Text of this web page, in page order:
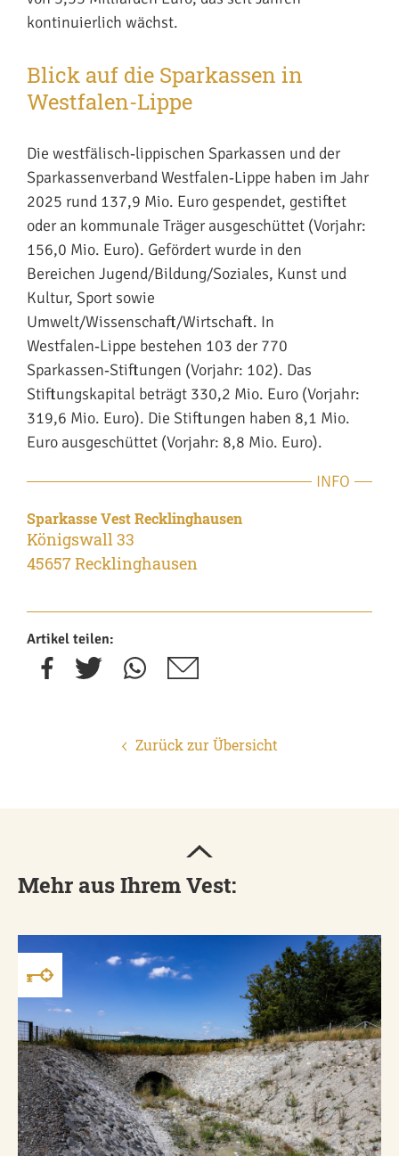
kontinuierlich wächst.
Blick auf die Sparkassen in
Westfalen-Lippe
Die westfälisch‑lippischen Sparkassen und der
Sparkassenverband Westfalen‑Lippe haben im Jahr
2025 rund 137,9 Mio. Euro gespendet, gestiftet
oder an kommunale Träger ausgeschüttet (Vorjahr:
156,0 Mio. Euro). Gefördert wurde in den
Bereichen Jugend/Bildung/Soziales, Kunst und
Kultur, Sport sowie
Umwelt/Wissenschaft/Wirtschaft. In
Westfalen‑Lippe bestehen 103 der 770
Sparkassen‑Stiftungen (Vorjahr: 102). Das
Stiftungskapital beträgt 330,2 Mio. Euro (Vorjahr:
319,6 Mio. Euro). Die Stiftungen haben 8,1 Mio.
Euro ausgeschüttet (Vorjahr: 8,8 Mio. Euro).
INFO
Sparkasse Vest Recklinghausen
Königswall 33
45657 Recklinghausen
Artikel teilen:
Zurück zur Übersicht
Mehr aus Ihrem Vest: